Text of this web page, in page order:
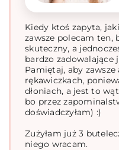
Kiedy ktoś zapyta,
zawsze polecam ten,
skuteczny, a
bardzo zadowalające
Pamiętaj, aby
rękawiczkach,
dłoniach, a jest to
bo przez
doświadczyłam) :)
Zużyłam już 3
niego wracam.